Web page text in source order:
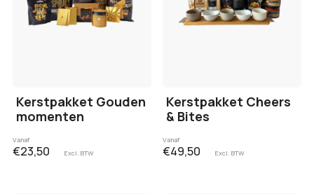
Kerstpakket Gouden
momenten
Vanaf
€23,50 Excl. BTW
Kerstpakket Cheers
& Bites
Vanaf
€49,50 Excl. BTW